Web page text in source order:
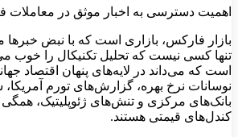
اهمیت دسترسی به اخبار موثق در معاملات
بازار فارکس، بازاری است که با نبض خبرها
تنها کسی نیست که تحلیل تکنیکال را خوب
است که می‌داند در لایه‌های پنهان اقتصاد
نوسانات نرخ بهره، گزارش‌های تورم
بانک‌های مرکزی و تنش‌های ژئوپلیتیک،
کندل‌های قیمتی هستند.